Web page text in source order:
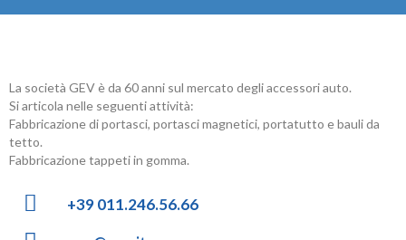
La società GEV è da 60 anni sul mercato degli accessori auto.
Si articola nelle seguenti attività:
Fabbricazione di portasci, portasci magnetici, portatutto e bauli da
tetto.
Fabbricazione tappeti in gomma.
+39 011.246.56.66